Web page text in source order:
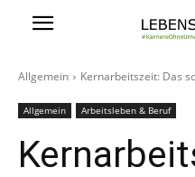
Allgemein Kernarbeitszeit: Das
Allgemein Arbeitsleben & Beruf